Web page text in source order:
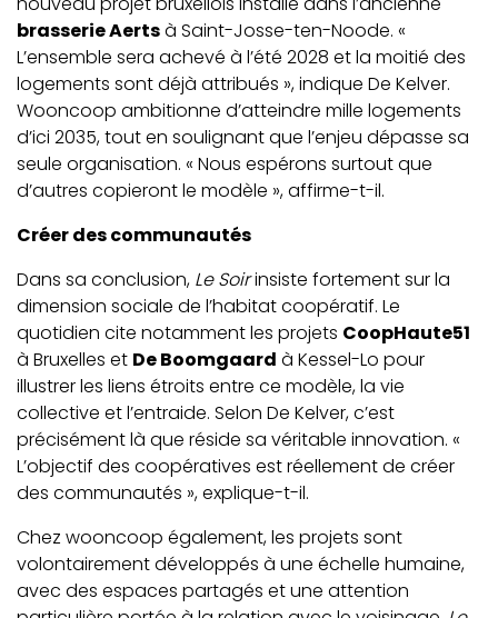
brasserie Aertsà Saint-Josse-ten-Noode. «
L’ensemble sera achevé à l’été 2028 et la moitié des
logements sont déjà attribués », indique De Kelver.
Wooncoop ambitionne d’atteindre mille logements
d’ici 2035, tout en soulignant que l’enjeu dépasse sa
seule organisation. « Nous espérons surtout que
d’autres copieront le modèle », affirme-t-il.
Créer des communautés
Dans sa conclusion, Le Soirinsiste fortement sur la
dimension sociale de l’habitat coopératif. Le
quotidien cite notamment les projets CoopHaute51
à Bruxelles et De Boomgaard à Kessel-Lo pour
illustrer les liens étroits entre ce modèle, la vie
collective et l’entraide. Selon De Kelver, c’est
précisément là que réside sa véritable innovation. «
L’objectif des coopératives est réellement de créer
des communautés », explique-t-il.
Chez wooncoop également, les projets sont
volontairement développés à une échelle humaine,
avec des espaces partagés et une attention